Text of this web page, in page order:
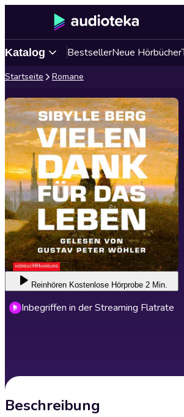
Katalog BestsellerNeue Hörbücher
Startseite Romane
Reinhören Kostenlose Hörprobe 2 Min.
Inbegriffen in der Streaming Flatrate
Beschreibung